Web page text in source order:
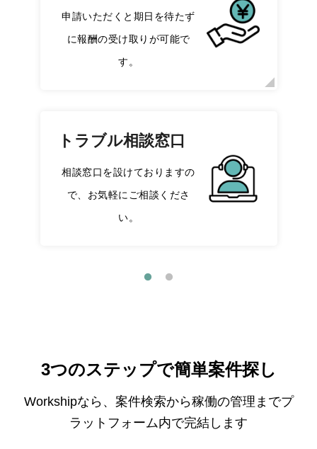
申請いただくと期日を待たず
に報酬の受け取りが可能で
す。
トラブル相談窓口
相談窓口を設けておりますの
で、お気軽にご相談くださ
い。
3つのステップで簡単案件探し
Workshipなら、案件検索から稼働の管理までプ
ラットフォーム内で完結します